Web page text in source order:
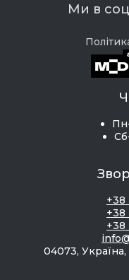
Ми в
+38
+38
+38
04073, Україна,